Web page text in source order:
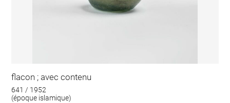
flacon ; avec contenu
641 / 1952
(époque islamique)